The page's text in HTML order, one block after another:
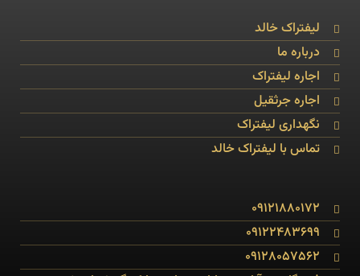
لیفتراک خالد
درباره ما
اجاره لیفتراک
اجاره جرثقیل
نگهداری لیفتراک
تماس با لیفتراک خالد
09121880172
09122483699
09128057562